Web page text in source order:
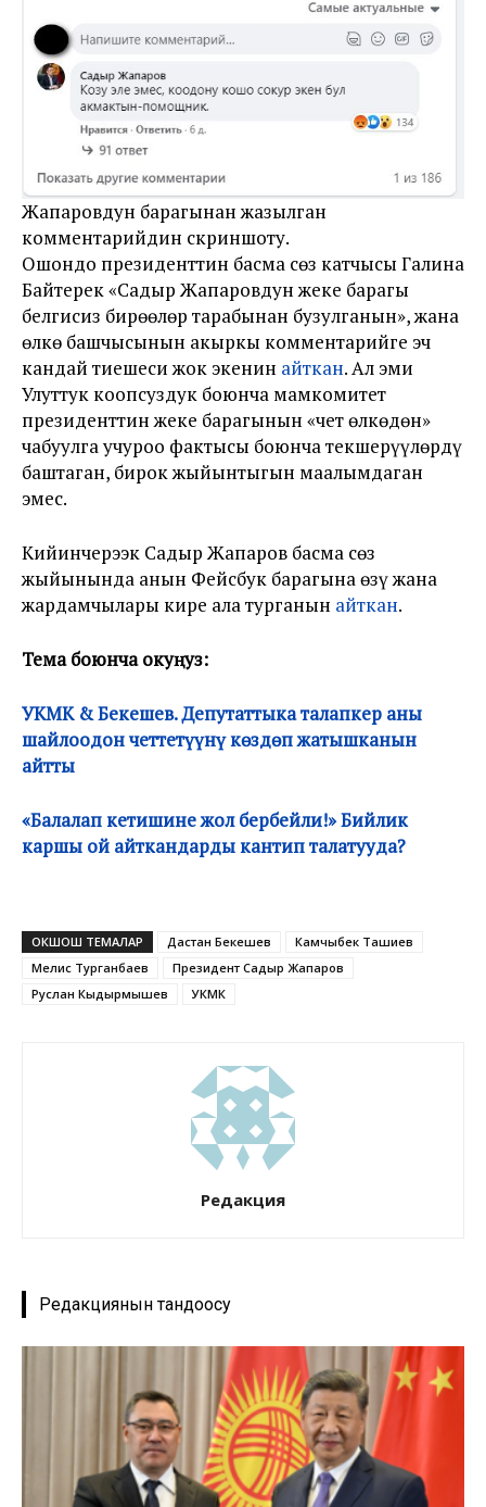
Жапаровдун барагынан жазылган
комментарийдин скриншоту.
Ошондо президенттин басма сөз катчысы Галина
Байтерек «Садыр Жапаровдун жеке барагы
белгисиз бирөөлөр тарабынан бузулганын», жана
өлкө башчысынын акыркы комментарийге эч
кандай тиешеси жок экенин айткан. Ал эми
Улуттук коопсуздук боюнча мамкомитет
президенттин жеке барагынын «чет өлкөдөн»
чабуулга учуроо фактысы боюнча текшерүүлөрдү
баштаган, бирок жыйынтыгын маалымдаган
эмес.
Кийинчерээк Садыр Жапаров басма сөз
жыйынында анын Фейсбук барагына өзү жана
жардамчылары кире ала турганын айткан.
Тема боюнча окуңуз:
УКМК & Бекешев. Депутаттыка талапкер аны
шайлоодон четтетүүнү көздөп жатышканын
айтты
«Балалап кетишине жол бербейли!» Бийлик
каршы ой айткандарды кантип талатууда?
ОКШОШ ТЕМАЛАР Дастан Бекешев
Камчыбек Ташиев
Мелис Турганбаев
Президент Садыр Жапаров
Руслан Кыдырмышев
УКМК
Редакция
Редакциянын тандоосу